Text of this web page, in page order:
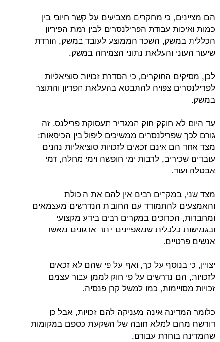
הם מציינים, כי מחקרים מצביעים על קשר חיובי בין
כמות ואיכות עבודת הפרילנסרים לבין רמת הפיריון
הכללית במשק, השכר הממוצע לעובד במשק, הורדת
שיעור העוני והעלאת נתוני הצמיחה במשק.
לכן, מסיקים החוקרים, כי הסדרת זכויות סוציאליות
לפרילנסרים צפויה להתבטא בהעלאת הפריון והתוצר
במשק.
עד היום לא חוקק חוק המגדיר תעסוקת פרילנס. זה
גורם לכך שפרילנסרים ממשיכים ליפול בין הכיסאות:
מצד אחד הם אינם זכאים לזכויות סוציאליות נהנים
עובדים שכירים, לרבות ימי חופשה וימי מחלה, דמי
אבטלה ועוד.
מצד שני, במקרים רבים אין להם את היכולת
והאמצעים להתמודד עם החובות הנדרשים מעצמאים
ומחברות, הכרוכים במקרים רבים בידע מקצועי
ובגמישות כלכלית שמאפיינים יותר ארגונים מאשר
אנשים פרטיים.
יצויין, כי בנוסף על כך, ואף על פי שהם לא זכאים
לזכויות, הם נדרשים על פי חוק לממן עבור עצמם
זכויות מסויימות, כמו למשל קרן פנסיה.
כלומר המדינה אינה מעניקה להם זכויות, אבל כן
דורשת מהם למלא חובה של השקעת כספם במקומות
שהמדינה בוחרת עבורם.